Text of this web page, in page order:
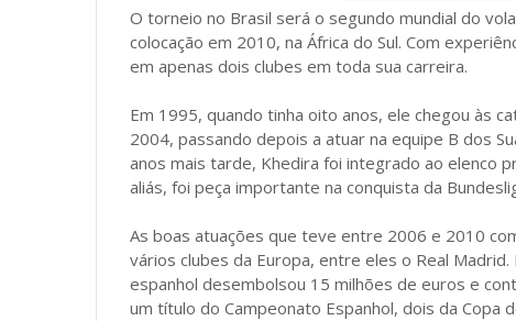
O torneio no Brasil será o segundo mundial do
colocação em 2010, na África do Sul. Com
em apenas dois clubes em toda sua carreira.
Em 1995, quando tinha oito anos, ele chegou às
2004, passando depois a atuar na equipe B dos
anos mais tarde, Khedira foi integrado ao elenco
aliás, foi peça importante na conquista da
As boas atuações que teve entre 2006 e 2010
vários clubes da Europa, entre eles o Real
espanhol desembolsou 15 milhões de euros e
um título do Campeonato Espanhol, dois da Copa